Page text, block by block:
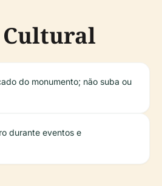
do monumento; não suba ou
durante eventos e